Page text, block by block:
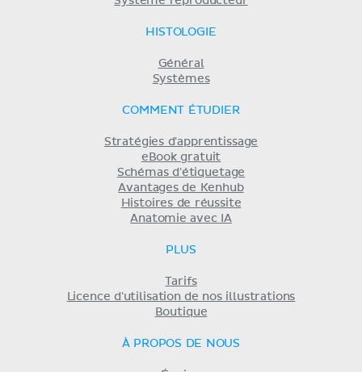
HISTOLOGIE
Général
Systèmes
COMMENT ÉTUDIER
Stratégies d'apprentissage
eBook gratuit
Schémas d'étiquetage
Avantages de Kenhub
Histoires de réussite
Anatomie avec IA
PLUS
Tarifs
Licence d'utilisation de nos illustrations
Boutique
À PROPOS DE NOUS